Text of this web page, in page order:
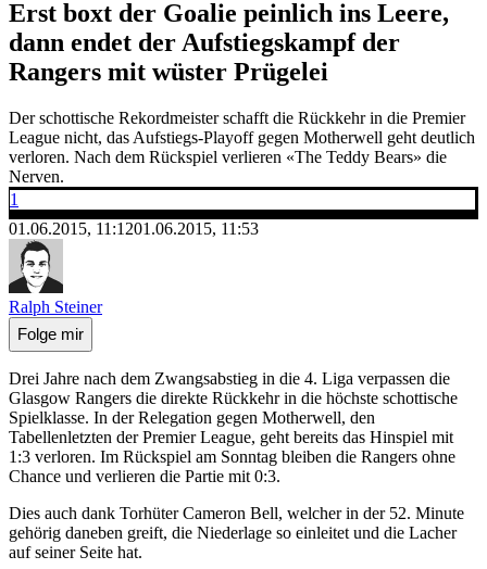
Erst boxt der Goalie peinlich ins Leere,
dann endet der Aufstiegskampf der
Rangers mit wüster Prügelei
Der schottische Rekordmeister schafft die Rückkehr in die Premier
League nicht, das Aufstiegs-Playoff gegen Motherwell geht deutlich
verloren. Nach dem Rückspiel verlieren «The Teddy Bears» die
Nerven.
1
01.06.2015, 11:1201.06.2015, 11:53
Ralph Steiner
Folge mir
Drei Jahre nach dem Zwangsabstieg in die 4. Liga verpassen die
Glasgow Rangers die direkte Rückkehr in die höchste schottische
Spielklasse. In der Relegation gegen Motherwell, den
Tabellenletzten der Premier League, geht bereits das Hinspiel mit
1:3 verloren. Im Rückspiel am Sonntag bleiben die Rangers ohne
Chance und verlieren die Partie mit 0:3.
Dies auch dank Torhüter Cameron Bell, welcher in der 52. Minute
gehörig daneben greift, die Niederlage so einleitet und die Lacher
auf seiner Seite hat.